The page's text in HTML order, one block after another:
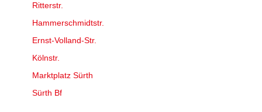
Ritterstr.
Hammerschmidtstr.
Ernst-Volland-Str.
Kölnstr.
Marktplatz Sürth
Sürth Bf